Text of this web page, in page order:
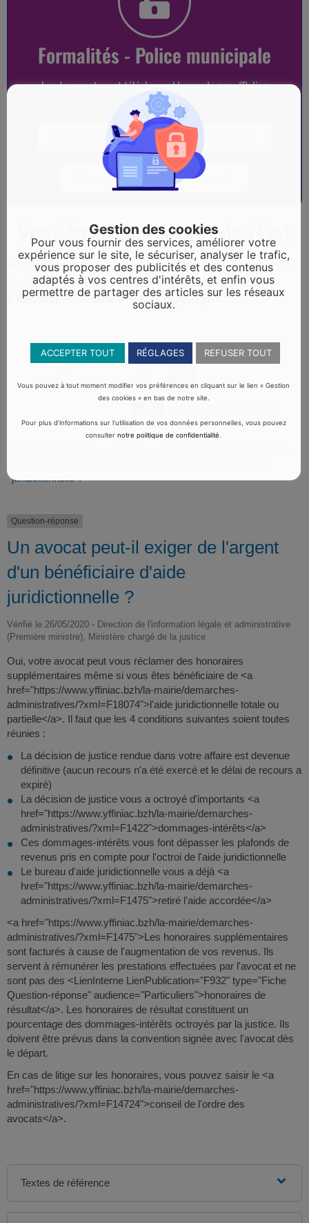
Formalités - Police municipale
Les documents sont téléchargeables sur la page "Police
municipale"
Occupation espace public (déménagement)
Formulaire "Tranquilité vacances"
Vos démarches auprès de l'Etat
Vous trouverez ci-dessous, les informations relatives à l’ensemble des
formalités administratives de l’Etat.Comme indiqué, la mairie
d’Yffiniac ne fait ni carte d’identité ni passeport.
juridictionnelle ?
Question-réponse
Un avocat peut-il exiger de l'argent
d'un bénéficiaire d'aide
juridictionnelle ?
Vérifié le 26/05/2020 - Direction de l'information légale et administrative
(Première ministre), Ministère chargé de la justice
Oui, votre avocat peut vous réclamer des honoraires
supplémentaires même si vous êtes bénéficiaire de <a
href="https://www.yffiniac.bzh/la-mairie/demarches-
administratives/?xml=F18074">l'aide juridictionnelle totale ou
partielle</a>. Il faut que les 4 conditions suivantes soient toutes
réunies :
La décision de justice rendue dans votre affaire est devenue
définitive (aucun recours n'a été exercé et le délai de recours a
expiré)
La décision de justice vous a octroyé d'importants <a
href="https://www.yffiniac.bzh/la-mairie/demarches-
administratives/?xml=F1422">dommages-intérêts</a>
Ces dommages-intérêts vous font dépasser les plafonds de
revenus pris en compte pour l'octroi de l'aide juridictionnelle
Le bureau d'aide juridictionnelle vous a déjà <a
href="https://www.yffiniac.bzh/la-mairie/demarches-
administratives/?xml=F1475">retiré l'aide accordée</a>
<a href="https://www.yffiniac.bzh/la-mairie/demarches-
administratives/?xml=F1475">Les honoraires supplémentaires
sont facturés à cause de l'augmentation de vos revenus. Ils
servent à rémunérer les prestations effectuées par l'avocat et ne
sont pas des <LienInterne LienPublication="F932" type="Fiche
Question-réponse" audience="Particuliers">honoraires de
résultat</a>. Les honoraires de résultat constituent un
pourcentage des dommages-intérêts octroyés par la justice. Ils
doivent être prévus dans la convention signée avec l'avocat dès
le départ.
En cas de litige sur les honoraires, vous pouvez saisir le <a
href="https://www.yffiniac.bzh/la-mairie/demarches-
administratives/?xml=F14724">conseil de l'ordre des
avocats</a>.
Textes de référence
Gestion des cookies
Pour vous fournir des services, améliorer votre
expérience sur le site, le sécuriser, analyser le trafic,
vous proposer des publicités et des contenus
adaptés à vos centres d'intérêts, et enfin vous
permettre de partager des articles sur les réseaux
sociaux.
ACCEPTER TOUT RÉGLAGES REFUSER TOUT
Vous pouvez à tout moment modifier vos préférences en cliquant sur le lien « Gestion
des cookies » en bas de notre site.
Pour plus d’informations sur l’utilisation de vos données personnelles, vous pouvez
consulternotre politique de confidentialité